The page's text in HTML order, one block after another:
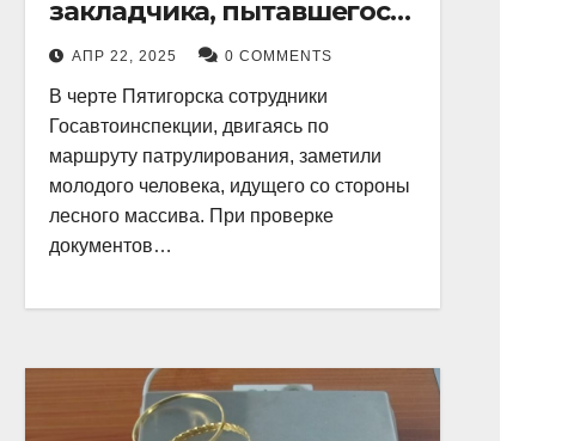
закладчика, пытавшегося
сбыть партию
синтетического
наркотика
АПР 22, 2025 0 COMMENTS
В черте Пятигорска сотрудники
Госавтоинспекции, двигаясь по
маршруту патрулирования, заметили
молодого человека, идущего со стороны
лесного массива. При проверке
документов…